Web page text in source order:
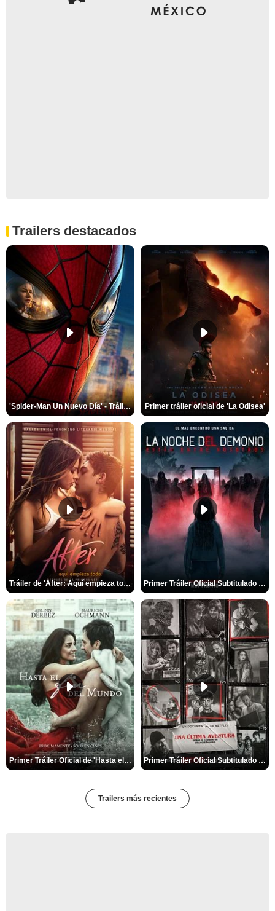
Trailers destacados
'Spider-Man Un Nuevo Día' - Tráiler oficial subtitulado Primer tráiler oficial de 'La Odisea'
Tráiler de 'After: Aquí empieza todo' Primer Tráiler Oficial Subtitulado de 'La Noche Del Demonio: Están Entre Nosotros'
Primer Tráiler Oficial de 'Hasta el fin del mundo' Primer Tráiler Oficial Subtitulado de 'Una última aventura: Detrás de cámaras de Stranger Things 5'
Trailers más recientes